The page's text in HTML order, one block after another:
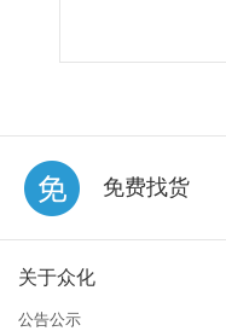
免费找货
关于众化
公告公示